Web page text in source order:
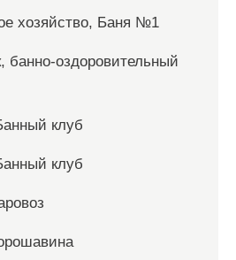
хозяйство, Баня №1
банно-оздоровительный
клуб
клуб